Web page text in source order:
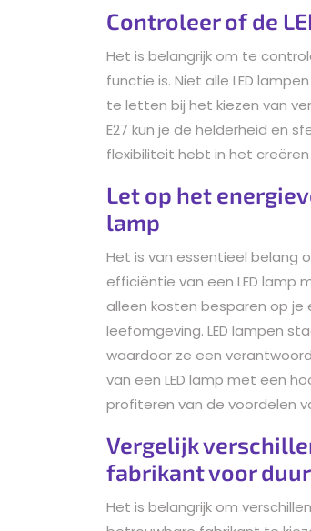
Controleer of de
Het is belangrijk om te
functie is. Niet alle LED
te letten bij het kiezen van
E27 kun je de helderheid en
flexibiliteit hebt in het
Let op het
lamp
Het is van essentieel belang
efficiëntie van een LED lamp
alleen kosten besparen op je
leefomgeving. LED lampen
waardoor ze een
van een LED lamp met een
profiteren van de voordelen
Vergelijk
fabrikant voor
Het is belangrijk om